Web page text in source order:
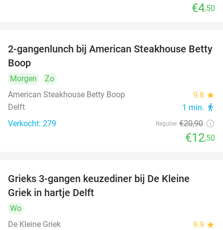
€4,50
40%
2-gangenlunch bij American Steakhouse Betty
Boop
Morgen
Zo
American Steakhouse Betty Boop
9.8 star
Delft 1 min. directions_walk
Verkocht: 279 Regulier €20,90
€12,50
Grieks 3-gangen keuzediner bij De Kleine
Griek in hartje Delft
Wo
De Kleine Griek
9.9 star